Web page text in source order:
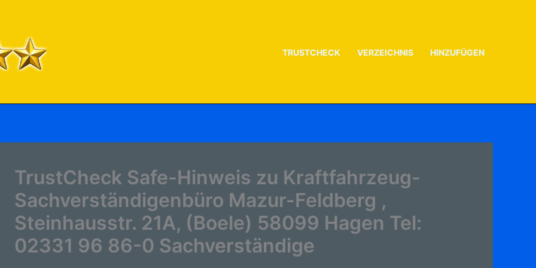
TRUSTCHECK VERZEICHNIS HINZUFÜGEN
TrustCheck Safe-Hinweis zu Kraftfahrzeug-
Sachverständigenbüro Mazur-Feldberg ,
Steinhausstr. 21A, (Boele) 58099 Hagen Tel:
02331 96 86-0 Sachverständige